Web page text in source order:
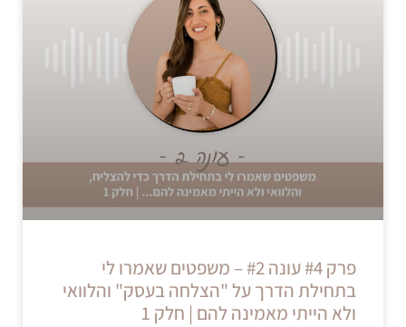
פרק #4 עונה #2 – משפטים שאמרו לי
בתחילת הדרך על "הצלחה בעסק" והלוואי
ולא הייתי מאמינה להם | חלק 1